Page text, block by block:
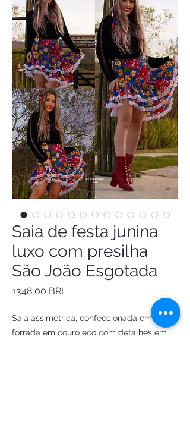
Saia de festa junina
luxo com presilha
São João Esgotada
1348,00 BRL
Saia assimétrica, confeccionada em chita
forrada em couro eco com detalhes em